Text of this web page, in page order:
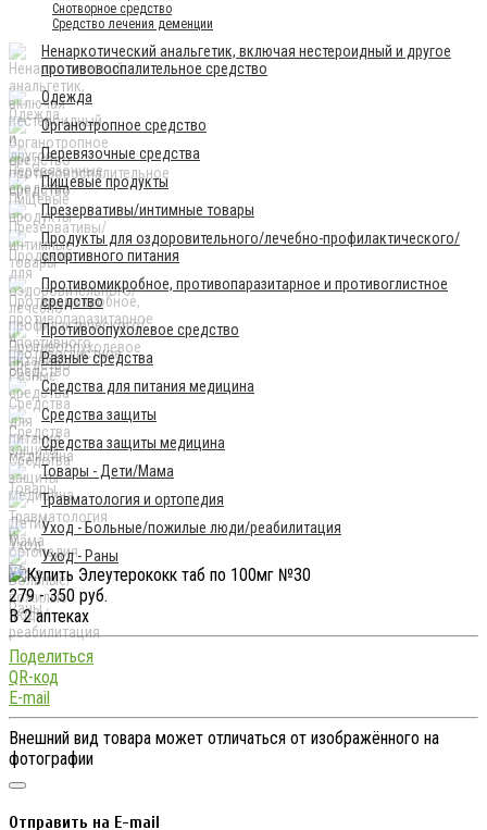
Снотворное средство
Средство лечения деменции
Ненаркотический анальгетик, включая нестероидный и другое
противовоспалительное средство
Одежда
Органотропное средство
Перевязочные средства
Пищевые продукты
Презервативы/интимные товары
Продукты для оздоровительного/лечебно-профилактического/
спортивного питания
Противомикробное, противопаразитарное и противоглистное
средство
Противоопухолевое средство
Разные средства
Средства для питания медицина
Средства защиты
Средства защиты медицина
Товары - Дети/Мама
Травматология и ортопедия
Уход - Больные/пожилые люди/реабилитация
Уход - Раны
279 - 350 руб.
В 2 аптеках
Поделиться
QR-код
E-mail
Внешний вид товара может отличаться от изображённого на
фотографии
Отправить на E-mail